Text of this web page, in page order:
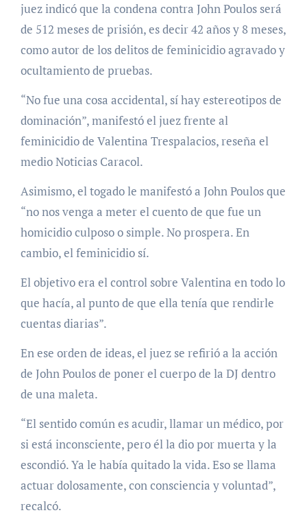
juez indicó que la condena contra John Poulos será
de 512 meses de prisión, es decir 42 años y 8 meses,
como autor de los delitos de feminicidio agravado y
ocultamiento de pruebas.
“No fue una cosa accidental, sí hay estereotipos de
dominación”, manifestó el juez frente al
feminicidio de Valentina Trespalacios, reseña el
medio Noticias Caracol.
Asimismo, el togado le manifestó a John Poulos que
“no nos venga a meter el cuento de que fue un
homicidio culposo o simple. No prospera. En
cambio, el feminicidio sí.
El objetivo era el control sobre Valentina en todo lo
que hacía, al punto de que ella tenía que rendirle
cuentas diarias”.
En ese orden de ideas, el juez se refirió a la acción
de John Poulos de poner el cuerpo de la DJ dentro
de una maleta.
“El sentido común es acudir, llamar un médico, por
si está inconsciente, pero él la dio por muerta y la
escondió. Ya le había quitado la vida. Eso se llama
actuar dolosamente, con consciencia y voluntad”,
recalcó.